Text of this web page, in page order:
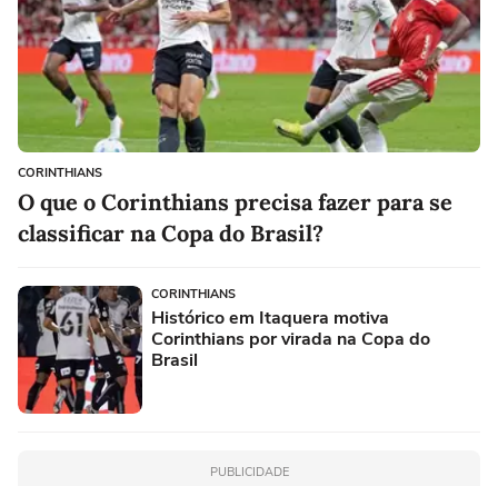
CORINTHIANS
O que o Corinthians precisa fazer para se
classificar na Copa do Brasil?
CORINTHIANS
Histórico em Itaquera motiva
Corinthians por virada na Copa do
Brasil
PUBLICIDADE